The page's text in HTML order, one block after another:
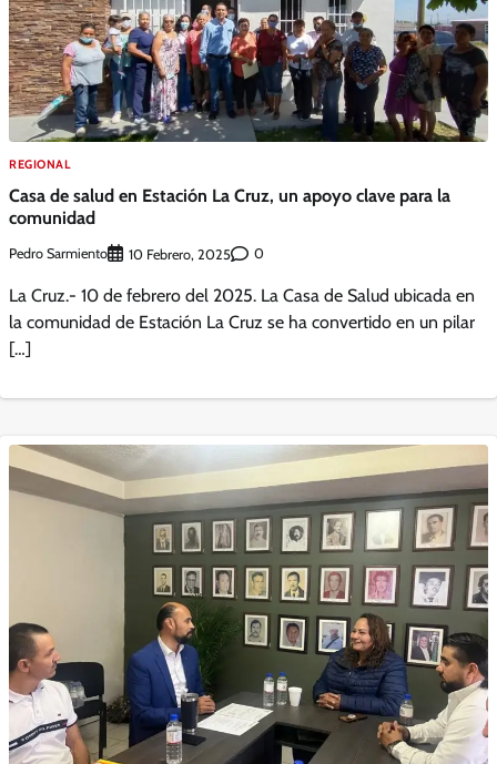
REGIONAL
Casa de salud en Estación La Cruz, un apoyo clave para la
comunidad
Pedro Sarmiento 10 Febrero, 2025 0
La Cruz.- 10 de febrero del 2025. La Casa de Salud ubicada en
la comunidad de Estación La Cruz se ha convertido en un pilar
[…]